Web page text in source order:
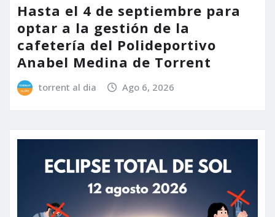
Hasta el 4 de septiembre para
optar a la gestión de la
cafetería del Polideportivo
Anabel Medina de Torrent
torrent al dia Ago 6, 2026